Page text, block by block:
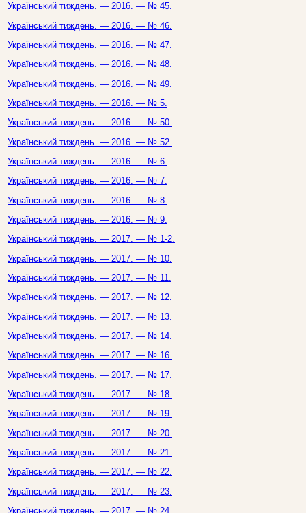
Український тиждень. — 2016. — № 45.
Український тиждень. — 2016. — № 46.
Український тиждень. — 2016. — № 47.
Український тиждень. — 2016. — № 48.
Український тиждень. — 2016. — № 49.
Український тиждень. — 2016. — № 5.
Український тиждень. — 2016. — № 50.
Український тиждень. — 2016. — № 52.
Український тиждень. — 2016. — № 6.
Український тиждень. — 2016. — № 7.
Український тиждень. — 2016. — № 8.
Український тиждень. — 2016. — № 9.
Український тиждень. — 2017. — № 1-2.
Український тиждень. — 2017. — № 10.
Український тиждень. — 2017. — № 11.
Український тиждень. — 2017. — № 12.
Український тиждень. — 2017. — № 13.
Український тиждень. — 2017. — № 14.
Український тиждень. — 2017. — № 16.
Український тиждень. — 2017. — № 17.
Український тиждень. — 2017. — № 18.
Український тиждень. — 2017. — № 19.
Український тиждень. — 2017. — № 20.
Український тиждень. — 2017. — № 21.
Український тиждень. — 2017. — № 22.
Український тиждень. — 2017. — № 23.
Український тиждень. — 2017. — № 24.